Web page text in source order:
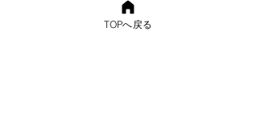
TOPへ戻る